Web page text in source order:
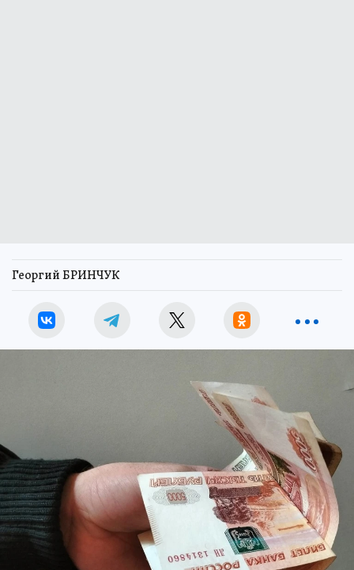
Георгий БРИНЧУК